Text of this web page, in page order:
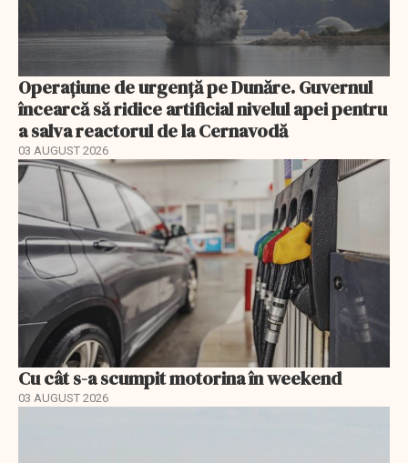
Operațiune de urgență pe Dunăre. Guvernul
încearcă să ridice artificial nivelul apei pentru
a salva reactorul de la Cernavodă
03 AUGUST 2026
Cu cât s-a scumpit motorina în weekend
03 AUGUST 2026